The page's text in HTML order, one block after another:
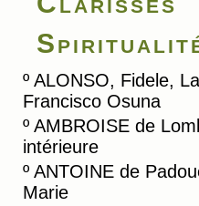
º ALONSO, Fidele,
Francisco Osuna
º AMBROISE de
intérieure
º ANTOINE de
Marie